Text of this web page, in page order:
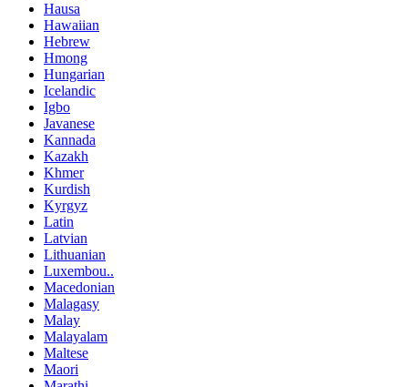
Hausa
Hawaiian
Hebrew
Hmong
Hungarian
Icelandic
Igbo
Javanese
Kannada
Kazakh
Khmer
Kurdish
Kyrgyz
Latin
Latvian
Lithuanian
Luxembou..
Macedonian
Malagasy
Malay
Malayalam
Maltese
Maori